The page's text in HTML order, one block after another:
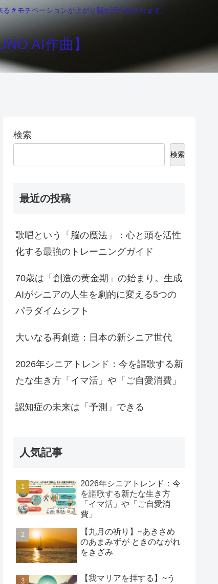
＃モチベーションが上がり脳が活性化されます。
AI作曲】
検索
検索
最近の投稿
歌唱という「脳の魔法」：心と頭を活性
化する最強のトレーニングガイド
70歳は「創造の黄金期」の始まり。生成
AIがシニアの人生を劇的に変える5つの
パラダイムシフト
大いなる再創造：日本の新シニア世代
2026年シニアトレンド：今を謳歌する新
たな生き方「イマ活」や「ご自愛消費」
認知症の未来は「予測」できる
人気記事
2026年シニアトレンド：今
を謳歌する新たな生き方
「イマ活」や「ご自愛消
費」
【九月の祈り】~あきさめ
のあまみずが ときのながれ
をきざみ
【我マリアを拝する】~う